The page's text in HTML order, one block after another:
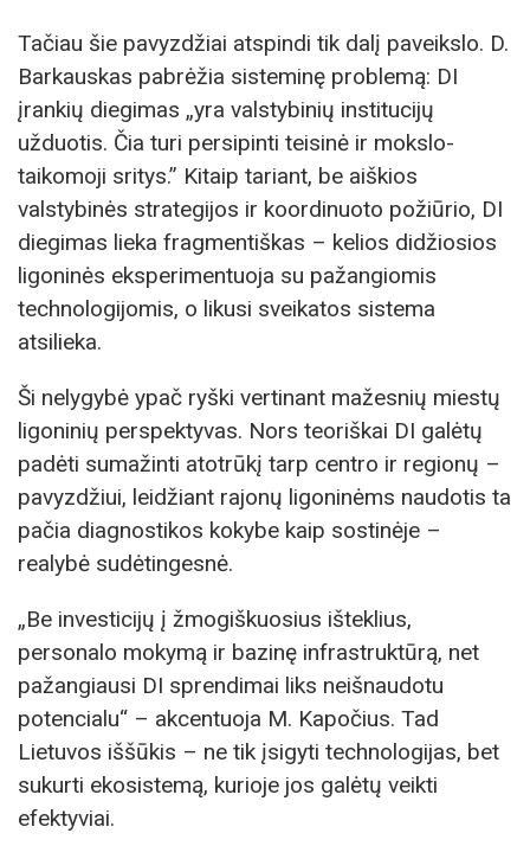
Tačiau šie pavyzdžiai atspindi tik dalį paveikslo. D.
Barkauskas pabrėžia sisteminę problemą: DI
įrankių diegimas „yra valstybinių institucijų
užduotis. Čia turi persipinti teisinė ir mokslo-
taikomoji sritys.” Kitaip tariant, be aiškios
valstybinės strategijos ir koordinuoto požiūrio, DI
diegimas lieka fragmentiškas – kelios didžiosios
ligoninės eksperimentuoja su pažangiomis
technologijomis, o likusi sveikatos sistema
atsilieka.
Ši nelygybė ypač ryški vertinant mažesnių miestų
ligoninių perspektyvas. Nors teoriškai DI galėtų
padėti sumažinti atotrūkį tarp centro ir regionų –
pavyzdžiui, leidžiant rajonų ligoninėms naudotis ta
pačia diagnostikos kokybe kaip sostinėje –
realybė sudėtingesnė.
„Be investicijų į žmogiškuosius išteklius,
personalo mokymą ir bazinę infrastruktūrą, net
pažangiausi DI sprendimai liks neišnaudotu
potencialu“ – akcentuoja M. Kapočius. Tad
Lietuvos iššūkis – ne tik įsigyti technologijas, bet
sukurti ekosistemą, kurioje jos galėtų veikti
efektyviai.